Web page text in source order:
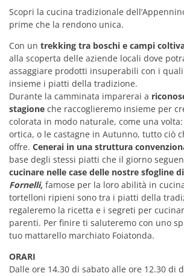
Scopri la cucina tradizionale
prime che la rendono unica.
Con un trekking tra boschi e campi
alla scoperta delle aziende locali dove
assaggiare prodotti insuperabili con i
insieme i piatti della tradizione.
Durante la camminata imparerai a
stagione che raccoglieremo insieme per
colorata in modo naturale, come una
ortica, o le castagne in Autunno, tutto ciò
offre. Cenerai in una struttura
base degli stessi piatti che il giorno
cucinare nelle case delle nostre sfogline di
Fornelli, famose per la loro abilità in
tortelloni ripieni sono tra i piatti della
regaleremo la ricetta e i segreti per
parenti. Per finire ti saluteremo con uno
tuo mattarello marchiato Foiatonda.
ORARI
Dalle ore 14.30 di sabato alle ore 12.30 di